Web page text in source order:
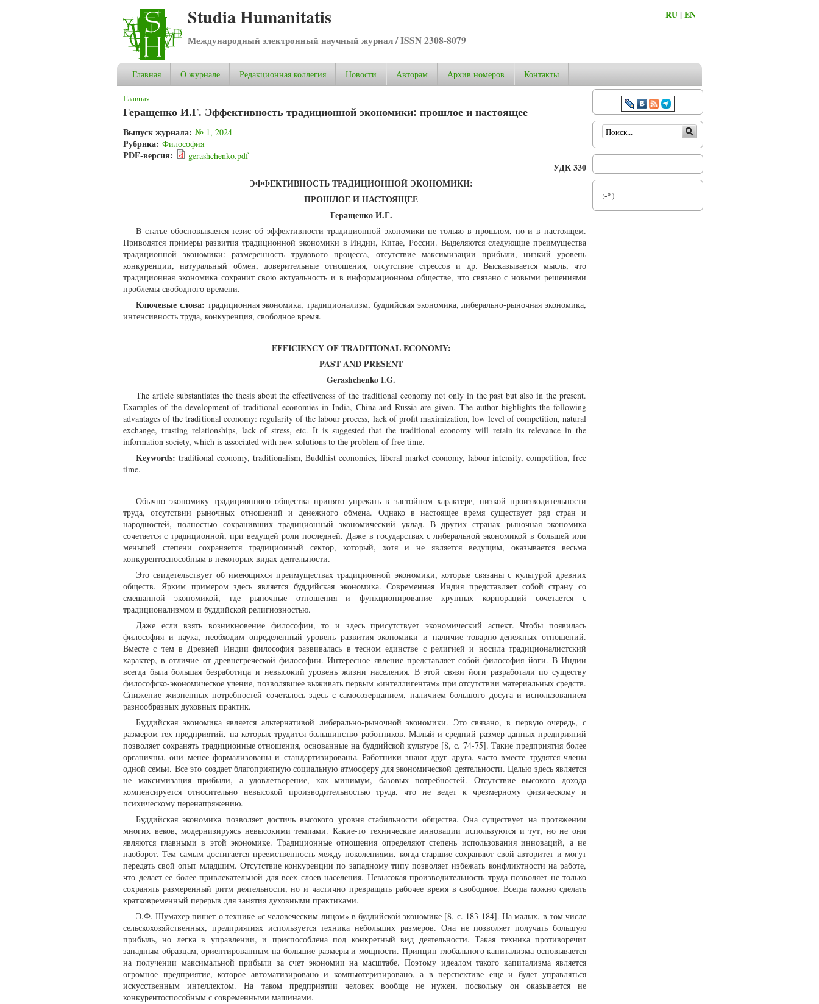
Studia Humanitatis
Международный электронный научный журнал / ISSN 2308-8079
RU |EN
Главная О журнале Редакционная коллегия Новости Авторам Архив номеров Контакты
Вы здесь
Главная
Геращенко И.Г. Эффективность традиционной экономики: прошлое и настоящее
Выпуск журнала: № 1, 2024
Рубрика: Философия
PDF-версия: gerashchenko.pdf
УДК 330
ЭФФЕКТИВНОСТЬ ТРАДИЦИОННОЙ ЭКОНОМИКИ:
ПРОШЛОЕ И НАСТОЯЩЕЕ
Геращенко И.Г.
В статье обосновывается тезис об эффективности традиционной экономики не только в прошлом, но и в настоящем.
Приводятся примеры развития традиционной экономики в Индии, Китае, России. Выделяются следующие преимущества
традиционной экономики: размеренность трудового процесса, отсутствие максимизации прибыли, низкий уровень
конкуренции, натуральный обмен, доверительные отношения, отсутствие стрессов и др. Высказывается мысль, что
традиционная экономика сохранит свою актуальность и в информационном обществе, что связано с новыми решениями
проблемы свободного времени.
Ключевые слова: традиционная экономика, традиционализм, буддийская экономика, либерально-рыночная экономика,
интенсивность труда, конкуренция, свободное время.
EFFICIENCY OF TRADITIONAL ECONOMY:
PAST AND PRESENT
Gerashchenko I.G.
The article substantiates the thesis about the effectiveness of the traditional economy not only in the past but also in the present.
Examples of the development of traditional economies in India, China and Russia are given. The author highlights the following
advantages of the traditional economy: regularity of the labour process, lack of profit maximization, low level of competition, natural
exchange, trusting relationships, lack of stress, etc. It is suggested that the traditional economy will retain its relevance in the
information society, which is associated with new solutions to the problem of free time.
Keywords: traditional economy, traditionalism, Buddhist economics, liberal market economy, labour intensity, competition, free
time.
Обычно экономику традиционного общества принято упрекать в застойном характере, низкой производительности
труда, отсутствии рыночных отношений и денежного обмена. Однако в настоящее время существует ряд стран и
народностей, полностью сохранивших традиционный экономический уклад. В других странах рыночная экономика
сочетается с традиционной, при ведущей роли последней. Даже в государствах с либеральной экономикой в большей или
меньшей степени сохраняется традиционный сектор, который, хотя и не является ведущим, оказывается весьма
конкурентоспособным в некоторых видах деятельности.
Это свидетельствует об имеющихся преимуществах традиционной экономики, которые связаны с культурой древних
обществ. Ярким примером здесь является буддийская экономика. Современная Индия представляет собой страну со
смешанной экономикой, где рыночные отношения и функционирование крупных корпораций сочетается с
традиционализмом и буддийской религиозностью.
Даже если взять возникновение философии, то и здесь присутствует экономический аспект. Чтобы появилась
философия и наука, необходим определенный уровень развития экономики и наличие товарно-денежных отношений.
Вместе с тем в Древней Индии философия развивалась в тесном единстве с религией и носила традиционалистский
характер, в отличие от древнегреческой философии. Интересное явление представляет собой философия йоги. В Индии
всегда была большая безработица и невысокий уровень жизни населения. В этой связи йоги разработали по существу
философско-экономическое учение, позволявшее выживать первым «интеллигентам» при отсутствии материальных средств.
Снижение жизненных потребностей сочеталось здесь с самосозерцанием, наличием большого досуга и использованием
разнообразных духовных практик.
Буддийская экономика является альтернативой либерально-рыночной экономики. Это связано, в первую очередь, с
размером тех предприятий, на которых трудится большинство работников. Малый и средний размер данных предприятий
позволяет сохранять традиционные отношения, основанные на буддийской культуре [8, с. 74-75]. Такие предприятия более
органичны, они менее формализованы и стандартизированы. Работники знают друг друга, часто вместе трудятся члены
одной семьи. Все это создает благоприятную социальную атмосферу для экономической деятельности. Целью здесь является
не максимизация прибыли, а удовлетворение, как минимум, базовых потребностей. Отсутствие высокого дохода
компенсируется относительно невысокой производительностью труда, что не ведет к чрезмерному физическому и
психическому перенапряжению.
Буддийская экономика позволяет достичь высокого уровня стабильности общества. Она существует на протяжении
многих веков, модернизируясь невысокими темпами. Какие-то технические инновации используются и тут, но не они
являются главными в этой экономике. Традиционные отношения определяют степень использования инноваций, а не
наоборот. Тем самым достигается преемственность между поколениями, когда старшие сохраняют свой авторитет и могут
передать свой опыт младшим. Отсутствие конкуренции по западному типу позволяет избежать конфликтности на работе,
что делает ее более привлекательной для всех слоев населения. Невысокая производительность труда позволяет не только
сохранять размеренный ритм деятельности, но и частично превращать рабочее время в свободное. Всегда можно сделать
кратковременный перерыв для занятия духовными практиками.
Э.Ф. Шумахер пишет о технике «с человеческим лицом» в буддийской экономике [8, с. 183-184]. На малых, в том числе
сельскохозяйственных, предприятиях используется техника небольших размеров. Она не позволяет получать большую
прибыль, но легка в управлении, и приспособлена под конкретный вид деятельности. Такая техника противоречит
западным образцам, ориентированным на большие размеры и мощности. Принцип глобального капитализма основывается
на получении максимальной прибыли за счет экономии на масштабе. Поэтому идеалом такого капитализма является
огромное предприятие, которое автоматизировано и компьютеризировано, а в перспективе еще и будет управляться
искусственным интеллектом. На таком предприятии человек вообще не нужен, поскольку он оказывается не
конкурентоспособным с современными машинами.
Форма поиска
:-*)